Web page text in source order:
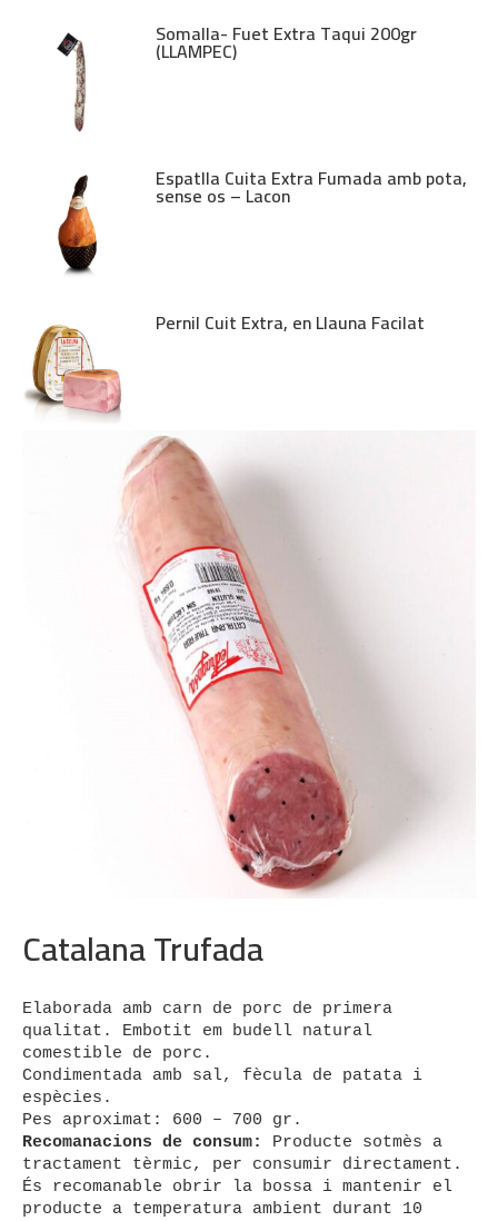
Somalla- Fuet Extra Taqui 200gr
(LLAMPEC)
Espatlla Cuita Extra Fumada amb pota,
sense os – Lacon
Pernil Cuit Extra, en Llauna Facilat
Catalana Trufada
Elaborada amb carn de porc de primera
qualitat. Embotit em budell natural
comestible de porc.
Condimentada amb sal, fècula de patata i
espècies.
Recomanacions de consum:
Producte sotmès a
tractament tèrmic, per consumir directament.
És recomanable obrir la bossa i mantenir el
producte a temperatura ambient durant 10